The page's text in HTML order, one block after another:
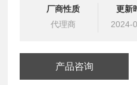
提供油路系统设计,油路块设
液压油缸，经销力士乐、派
厂商性质
代理商
更新
2024-
产品咨询